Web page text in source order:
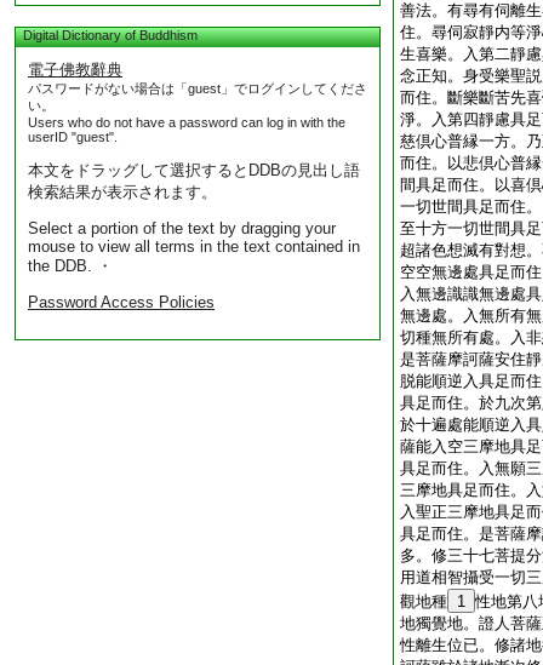
Digital Dictionary of Buddhism
電子佛教辭典
パスワードがない場合は「guest」でログインしてくださ
い。
Users who do not have a password can log in with the
userID "guest".
本文をドラッグして選択するとDDBの見出し語
検索結果が表示されます。
Select a portion of the text by dragging your
mouse to view all terms in the text contained in
the DDB. ・
Password Access Policies
善法。有尋有伺離
住。尋伺寂靜内等
生喜樂。入第二靜
念正知。身受樂聖
而住。斷樂斷苦先
淨。入第四靜慮具
慈倶心普縁一方。
而住。以悲倶心普
間具足而住。以喜
一切世間具足而住
至十方一切世間具
超諸色想滅有對想
空空無邊處具足而
入無邊識識無邊處
無邊處。入無所有
切種無所有處。入
是菩薩摩訶薩安住
脱能順逆入具足而
具足而住。於九次
於十遍處能順逆入
薩能入空三摩地具
具足而住。入無願
三摩地具足而住。
入聖正三摩地具足
具足而住。是菩薩
多。修三十七菩提
用道相智攝受一切
觀地種 1 性地第八
地獨覺地。證人菩
性離生位已。修諸